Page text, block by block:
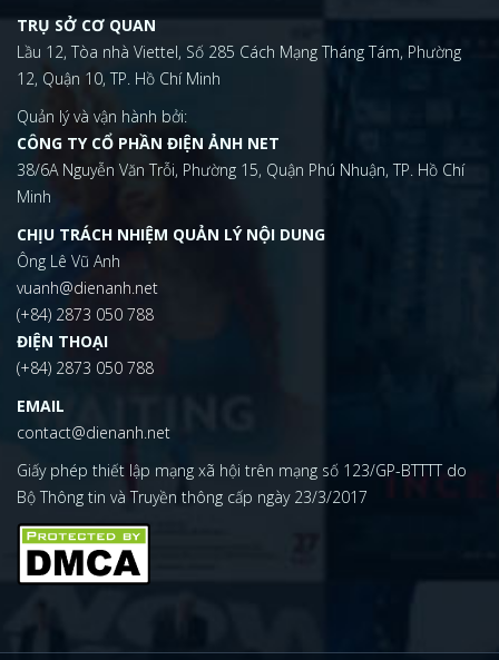
TRỤ SỞ CƠ QUAN
Lầu 12, Tòa nhà Viettel, Số 285 Cách Mạng Tháng Tám, Phường
12, Quận 10, TP. Hồ Chí Minh
Quản lý và vận hành bởi:
CÔNG TY CỔ PHẦN ĐIỆN ẢNH NET
38/6A Nguyễn Văn Trỗi, Phường 15, Quận Phú Nhuận, TP. Hồ Chí
Minh
CHỊU TRÁCH NHIỆM QUẢN LÝ NỘI DUNG
Ông Lê Vũ Anh
vuanh@dienanh.net
(+84) 2873 050 788
ĐIỆN THOẠI
(+84) 2873 050 788
EMAIL
contact@dienanh.net
Giấy phép thiết lập mạng xã hội trên mạng số 123/GP-BTTTT do
Bộ Thông tin và Truyền thông cấp ngày 23/3/2017